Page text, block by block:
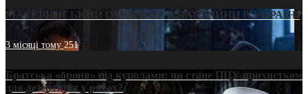
МАТЕРИНСЬКИЙ ОМОРФОР В ЧАС ВІЙНИ В УКРАЇНІ
3 місяці тому251
Братська «броня» під куполами: чи стане ПЦУ прихистком
для дезертирів у рясах?